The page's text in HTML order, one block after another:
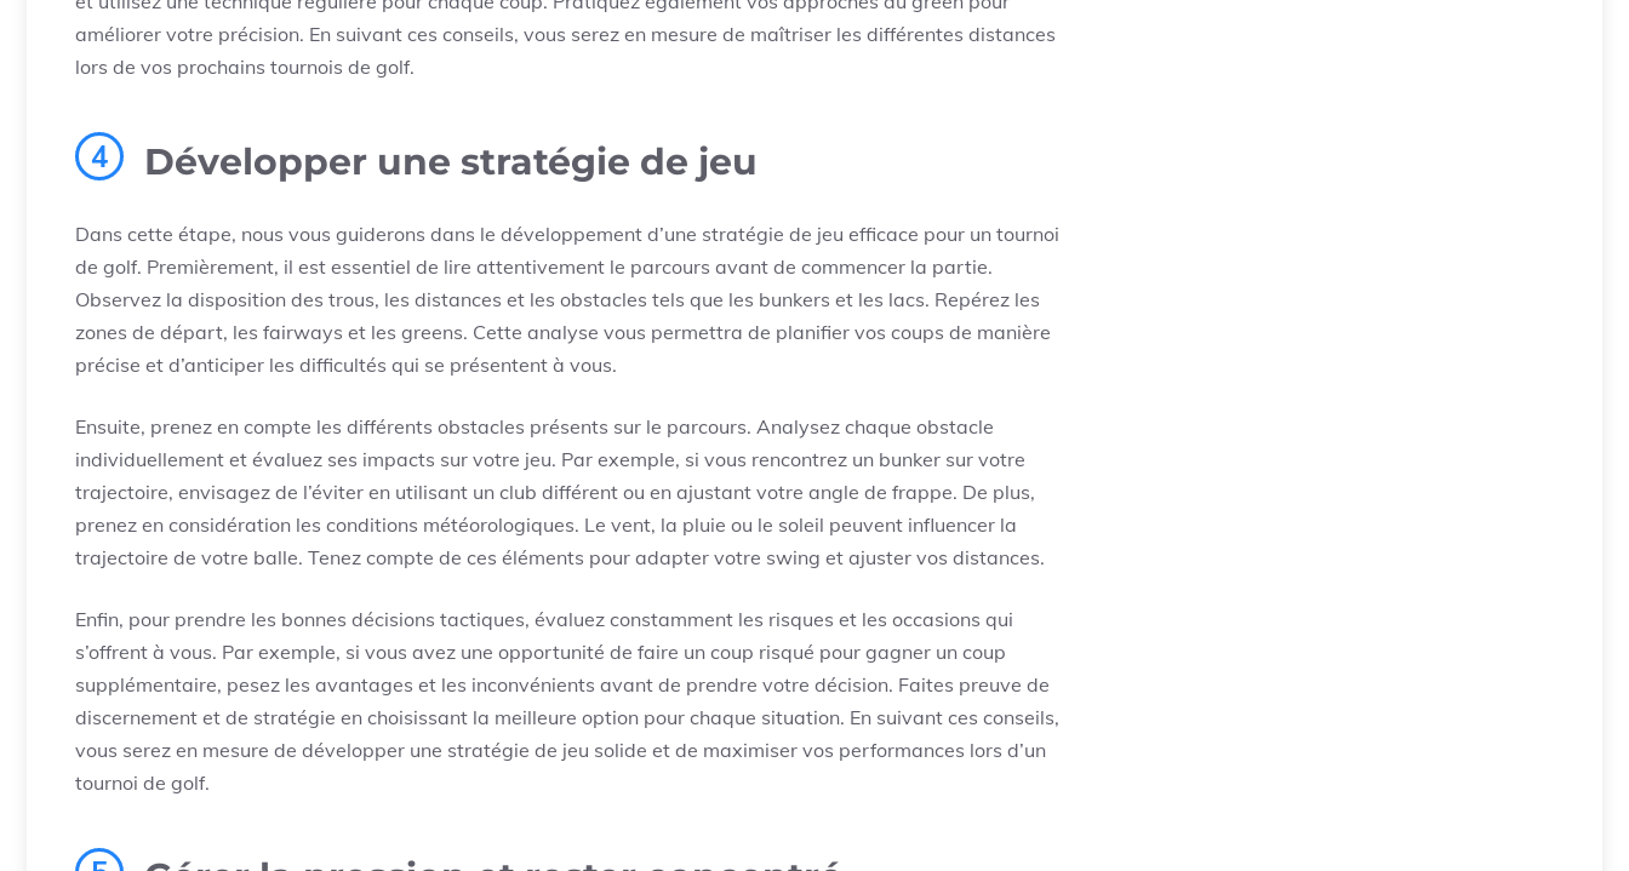
améliorer votre précision. En suivant ces conseils, vous serez en mesure de maîtriser les différentes distances
lors de vos prochains tournois de golf.
4 Développer une stratégie de jeu
Dans cette étape, nous vous guiderons dans le développement d’une stratégie de jeu efficace pour un tournoi
de golf. Premièrement, il est essentiel de lire attentivement le parcours avant de commencer la partie.
Observez la disposition des trous, les distances et les obstacles tels que les bunkers et les lacs. Repérez les
zones de départ, les fairways et les greens. Cette analyse vous permettra de planifier vos coups de manière
précise et d’anticiper les difficultés qui se présentent à vous.
Ensuite, prenez en compte les différents obstacles présents sur le parcours. Analysez chaque obstacle
individuellement et évaluez ses impacts sur votre jeu. Par exemple, si vous rencontrez un bunker sur votre
trajectoire, envisagez de l’éviter en utilisant un club différent ou en ajustant votre angle de frappe. De plus,
prenez en considération les conditions météorologiques. Le vent, la pluie ou le soleil peuvent influencer la
trajectoire de votre balle. Tenez compte de ces éléments pour adapter votre swing et ajuster vos distances.
Enfin, pour prendre les bonnes décisions tactiques, évaluez constamment les risques et les occasions qui
s’offrent à vous. Par exemple, si vous avez une opportunité de faire un coup risqué pour gagner un coup
supplémentaire, pesez les avantages et les inconvénients avant de prendre votre décision. Faites preuve de
discernement et de stratégie en choisissant la meilleure option pour chaque situation. En suivant ces conseils,
vous serez en mesure de développer une stratégie de jeu solide et de maximiser vos performances lors d’un
tournoi de golf.